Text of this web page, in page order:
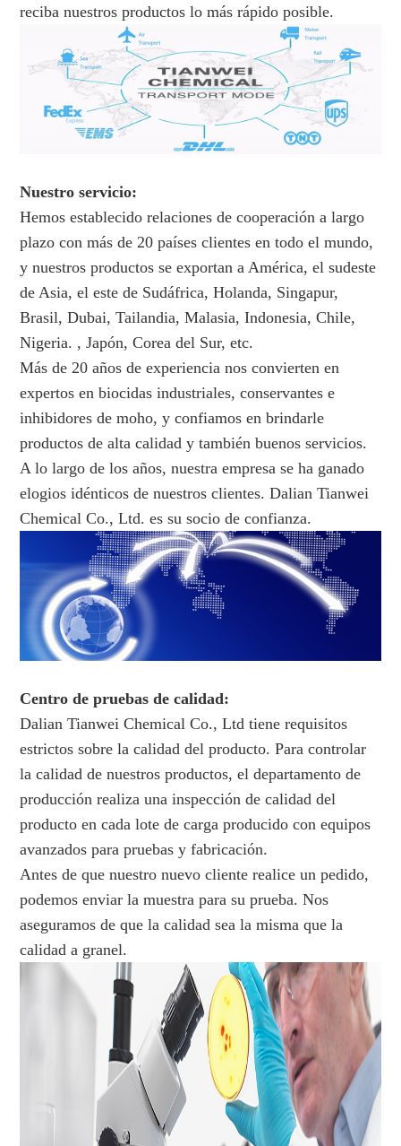
reciba nuestros productos lo más rápido posible.
Nuestro servicio:
Hemos establecido relaciones de cooperación a largo
plazo con más de 20 países clientes en todo el mundo,
y nuestros productos se exportan a América, el sudeste
de Asia, el este de Sudáfrica, Holanda, Singapur,
Brasil, Dubai, Tailandia, Malasia, Indonesia, Chile,
Nigeria. , Japón, Corea del Sur, etc.
Más de 20 años de experiencia nos convierten en
expertos en biocidas industriales, conservantes e
inhibidores de moho, y confiamos en brindarle
productos de alta calidad y también buenos servicios.
A lo largo de los años, nuestra empresa se ha ganado
elogios idénticos de nuestros clientes. Dalian Tianwei
Chemical Co., Ltd. es su socio de confianza.
Centro de pruebas de calidad:
Dalian Tianwei Chemical Co., Ltd tiene requisitos
estrictos sobre la calidad del producto. Para controlar
la calidad de nuestros productos, el departamento de
producción realiza una inspección de calidad del
producto en cada lote de carga producido con equipos
avanzados para pruebas y fabricación.
Antes de que nuestro nuevo cliente realice un pedido,
podemos enviar la muestra para su prueba. Nos
aseguramos de que la calidad sea la misma que la
calidad a granel.